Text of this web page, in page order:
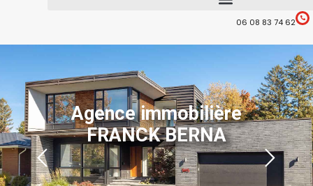
06 08 83 74 62
Agence immobilière
FRANCK BERNA